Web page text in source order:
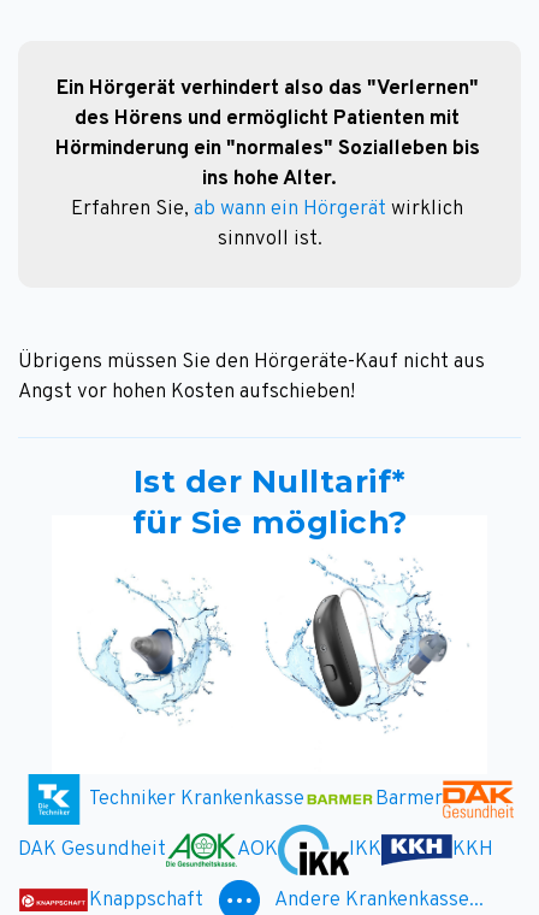
Ein Hörgerät verhindert also das "Verlernen"
des Hörens und ermöglicht Patienten mit
Hörminderung ein "normales" Sozialleben bis
ins hohe Alter.
Erfahren Sie, ab wann ein Hörgerät wirklich
sinnvoll ist.
Übrigens müssen Sie den Hörgeräte-Kauf nicht aus
Angst vor hohen Kosten aufschieben!
Ist der Nulltarif*
für Sie möglich?
Techniker Krankenkasse
Barmer
DAK Gesundheit
AOK IKK
KKH
Knappschaft
Andere Krankenkasse...